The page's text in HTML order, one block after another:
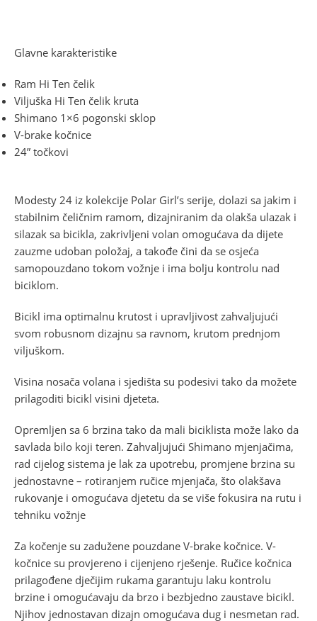
Glavne karakteristike
Ram Hi Ten čelik
Viljuška Hi Ten čelik kruta
Shimano 1×6 pogonski sklop
V-brake kočnice
24” točkovi
Modesty 24 iz kolekcije Polar Girl’s serije, dolazi sa jakim i
stabilnim čeličnim ramom, dizajniranim da olakša ulazak i
silazak sa bicikla, zakrivljeni volan omogućava da dijete
zauzme udoban položaj, a takođe čini da se osjeća
samopouzdano tokom vožnje i ima bolju kontrolu nad
biciklom.
Bicikl ima optimalnu krutost i upravljivost zahvaljujući
svom robusnom dizajnu sa ravnom, krutom prednjom
viljuškom.
Visina nosača volana i sjedišta su podesivi tako da možete
prilagoditi bicikl visini djeteta.
Opremljen sa 6 brzina tako da mali biciklista može lako da
savlada bilo koji teren. Zahvaljujući Shimano mjenjačima,
rad cijelog sistema je lak za upotrebu, promjene brzina su
jednostavne – rotiranjem ručice mjenjača, što olakšava
rukovanje i omogućava djetetu da se više fokusira na rutu i
tehniku vožnje
Za kočenje su zadužene pouzdane V-brake kočnice. V-
kočnice su provjereno i cijenjeno rješenje. Ručice kočnica
prilagođene dječijim rukama garantuju laku kontrolu
brzine i omogućavaju da brzo i bezbjedno zaustave bicikl.
Njihov jednostavan dizajn omogućava dug i nesmetan rad.